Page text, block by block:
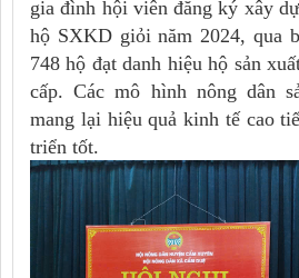
gia đình hội viên đăng ký xây
hộ SXKD giỏi năm 2024, qua
748 hộ đạt danh hiệu hộ sản
cấp. Các mô hình nông dân
mang lại hiệu quả kinh tế cao
triển tốt.